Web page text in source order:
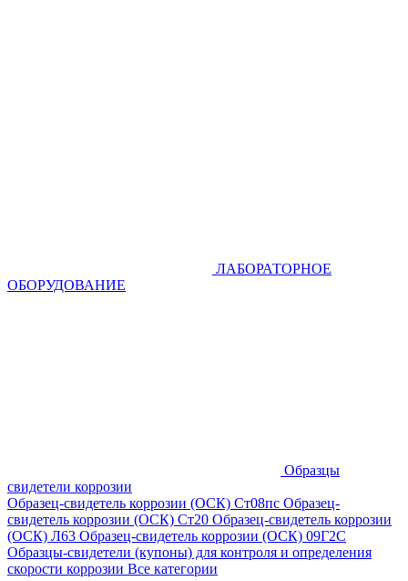
ЛАБОРАТОРНОЕ
ОБОРУДОВАНИЕ
Образцы
свидетели коррозии
Образец-свидетель коррозии (ОСК) Ст08пс Образец-
свидетель коррозии (ОСК) Ст20 Образец-свидетель коррозии
(ОСК) Л63 Образец-свидетель коррозии (ОСК) 09Г2С
Образцы-свидетели (купоны) для контроля и определения
скорости коррозии Все категории